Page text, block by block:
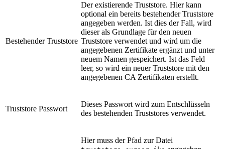
Bestehender Truststore
Der existierende Truststore. Hier kann
optional ein bereits bestehender Truststore
angegeben werden. Ist dies der Fall, wird
dieser als Grundlage für den neuen
Truststore verwendet und wird um die
angegebenen Zertifikate ergänzt und unter
neuem Namen gespeichert. Ist das Feld
leer, so wird ein neuer Truststore mit den
angegebenen CA Zertifikaten erstellt.
Truststore Passwort
Dieses Passwort wird zum Entschlüsseln
des bestehenden Truststores verwendet.
Hier muss der Pfad zur Datei